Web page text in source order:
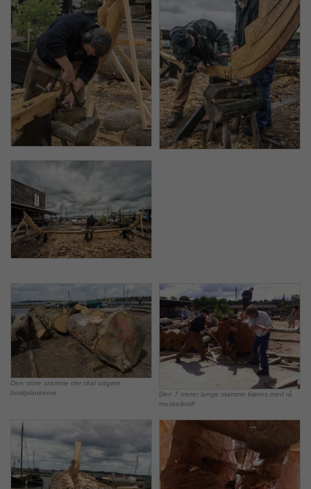
Den store stamme der skal udgøre
bordplankerne
Den 7 meter lange stamme kløves med rå
muskelkraft